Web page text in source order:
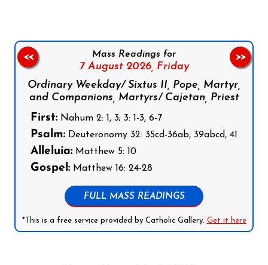
Mass Readings for
7 August 2026, Friday
Ordinary Weekday/ Sixtus II, Pope, Martyr,
and Companions, Martyrs/ Cajetan, Priest
First: Nahum 2: 1, 3; 3: 1-3, 6-7
Psalm: Deuteronomy 32: 35cd-36ab, 39abcd, 41
Alleluia: Matthew 5: 10
Gospel: Matthew 16: 24-28
FULL MASS READINGS
*This is a free service provided by Catholic Gallery. Get it here
<< >>